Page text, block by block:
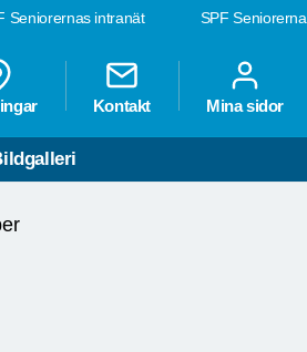
SPF Seniorerna
Seniorernas intranät
Kontakt Mina sidor